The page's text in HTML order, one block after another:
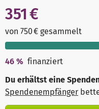
351 €
von 750 € gesammelt
46 % finanziert
Du erhältst eine
Spendenempfänger